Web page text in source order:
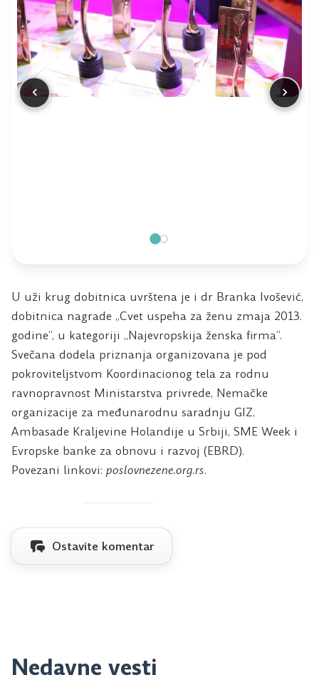
U uži krug dobitnica uvrštena je i dr Branka Ivošević,
dobitnica nagrade „Cvet uspeha za ženu zmaja 2013.
godine“, u kategoriji „Najevropskija ženska firma“.
Svečana dodela priznanja organizovana je pod
pokroviteljstvom Koordinacionog tela za rodnu
ravnopravnost Ministarstva privrede, Nemačke
organizacije za međunarodnu saradnju GIZ,
Ambasade Kraljevine Holandije u Srbiji, SME Week i
Evropske banke za obnovu i razvoj (EBRD).
Povezani linkovi: poslovnezene.org.rs.
Ostavite komentar
Nedavne vesti